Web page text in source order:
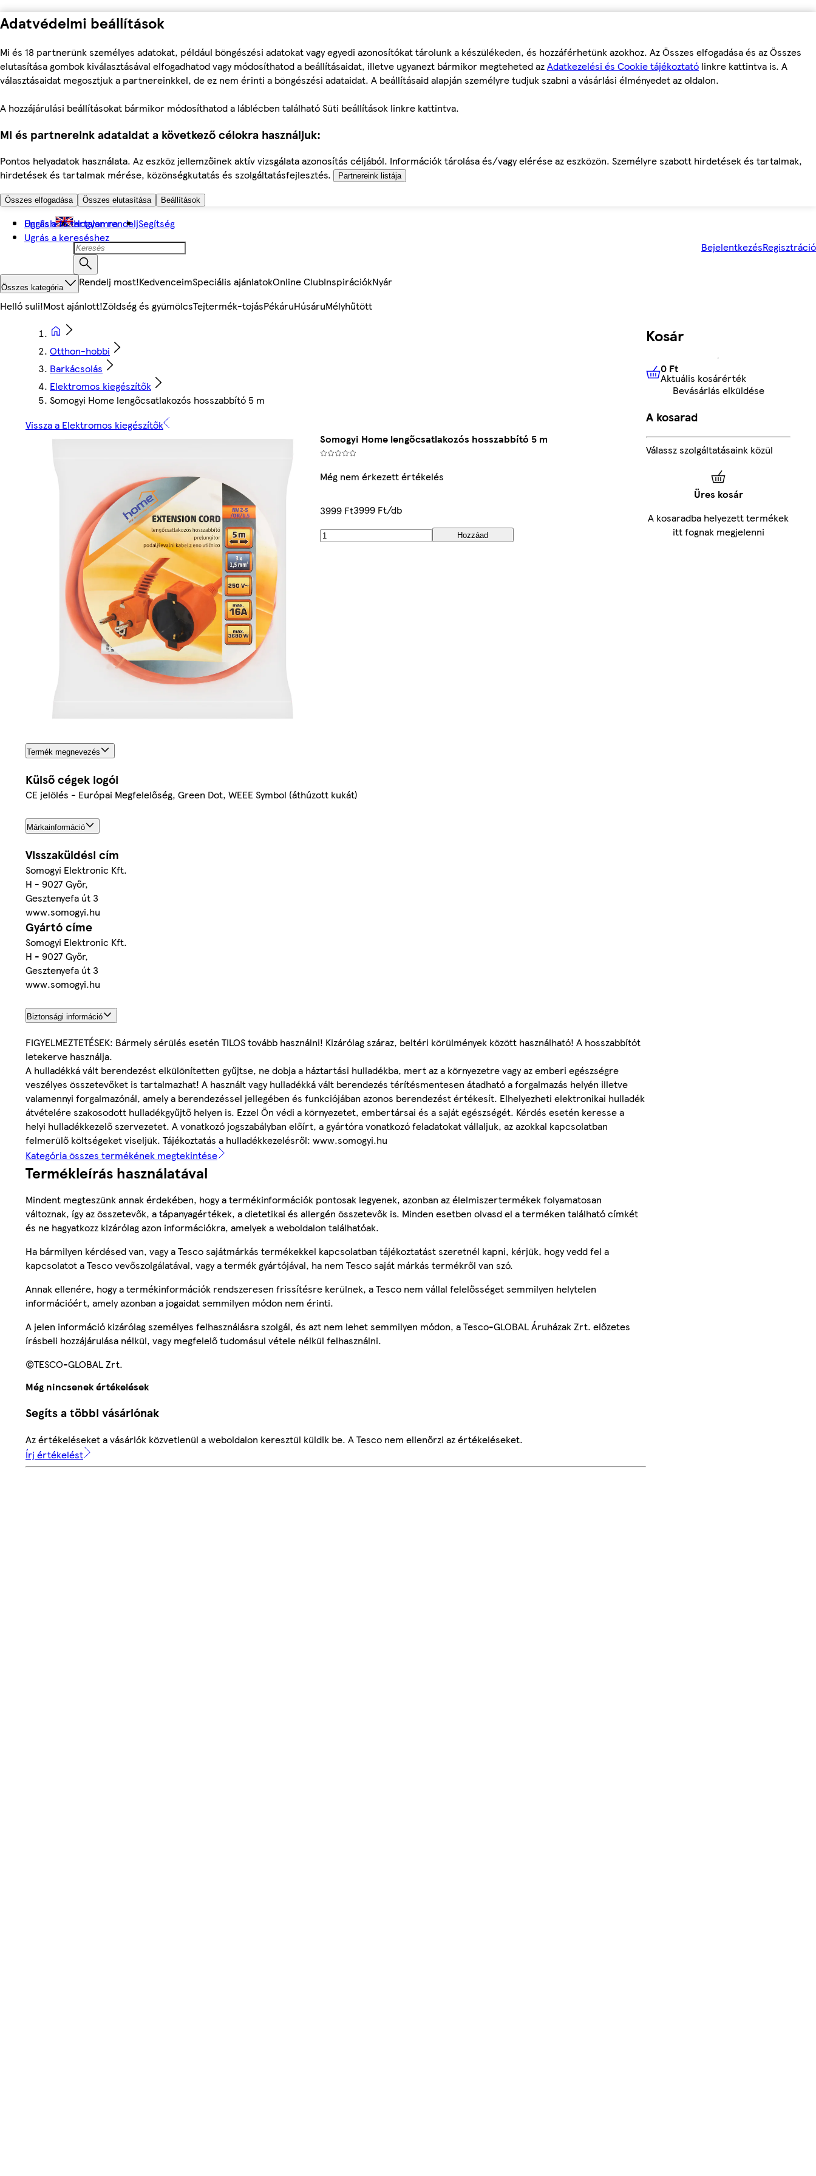
Adatvédelmi beállítások
Mi és 18 partnerünk személyes adatokat, például böngészési adatokat vagy egyedi azonosítókat tárolunk a készülékeden, és hozzáférhetünk azokhoz. Az Összes elfogadása és az Összes
elutasítása gombok kiválasztásával elfogadhatod vagy módosíthatod a beállításaidat, illetve ugyanezt bármikor megteheted azAdatkezelési és Cookie tájékoztató linkre kattintva is. A
választásaidat megosztjuk a partnereinkkel, de ez nem érinti a böngészési adataidat. A beállításaid alapján személyre tudjuk szabni a vásárlási élményedet az oldalon.
A hozzájárulási beállításokat bármikor módosíthatod a láblécben található Süti beállítások linkre kattintva.
Mi és partnereink adataidat a következő célokra használjuk:
Pontos helyadatok használata. Az eszköz jellemzőinek aktív vizsgálata azonosítás céljából. Információk tárolása és/vagy elérése az eszközön. Személyre szabott hirdetések és tartalmak,
hirdetések és tartalmak mérése, közönségkutatás és szolgáltatásfejlesztés.
Partnereink listája
Összes elfogadása Összes elutasítása Beállítások
Ugrás a fő tartalomra
Ugrás a kereséshez
English Hogyan rendeljSegítség
BejelentkezésRegisztráció
Összes kategória Rendelj most!KedvenceimSpeciális ajánlatokOnline ClubInspirációkNyár
Helló suli!Most ajánlott!Zöldség és gyümölcsTejtermék-tojásPékáruHúsáruMélyhűtött
Otthon-hobbi
Barkácsolás
Elektromos kiegészítők
Somogyi Home lengőcsatlakozós hosszabbító 5 m
Vissza a Elektromos kiegészítők
Somogyi Home lengőcsatlakozós hosszabbító 5 m
Még nem érkezett értékelés
3999 Ft3999 Ft/db
Hozzáad
Termék megnevezés
Külső cégek logói
CE jelölés - Európai Megfelelőség, Green Dot, WEEE Symbol (áthúzott kukát)
Márkainformáció
Visszaküldési cím
Somogyi Elektronic Kft.
H - 9027 Győr,
Gesztenyefa út 3
www.somogyi.hu
Gyártó címe
Somogyi Elektronic Kft.
H - 9027 Győr,
Gesztenyefa út 3
www.somogyi.hu
Biztonsági információ
FIGYELMEZTETÉSEK: Bármely sérülés esetén TILOS tovább használni! Kizárólag száraz, beltéri körülmények között használható! A hosszabbítót
letekerve használja.
A hulladékká vált berendezést elkülönítetten gyűjtse, ne dobja a háztartási hulladékba, mert az a környezetre vagy az emberi egészségre
veszélyes összetevőket is tartalmazhat! A használt vagy hulladékká vált berendezés térítésmentesen átadható a forgalmazás helyén illetve
valamennyi forgalmazónál, amely a berendezéssel jellegében és funkciójában azonos berendezést értékesít. Elhelyezheti elektronikai hulladék
átvételére szakosodott hulladékgyűjtő helyen is. Ezzel Ön védi a környezetet, embertársai és a saját egészségét. Kérdés esetén keresse a
helyi hulladékkezelő szervezetet. A vonatkozó jogszabályban előírt, a gyártóra vonatkozó feladatokat vállaljuk, az azokkal kapcsolatban
felmerülő költségeket viseljük. Tájékoztatás a hulladékkezelésről: www.somogyi.hu
Kategória összes termékének megtekintése
Termékleírás használatával
Mindent megteszünk annak érdekében, hogy a termékinformációk pontosak legyenek, azonban az élelmiszertermékek folyamatosan
változnak, így az összetevők, a tápanyagértékek, a dietetikai és allergén összetevők is. Minden esetben olvasd el a terméken található címkét
és ne hagyatkozz kizárólag azon információkra, amelyek a weboldalon találhatóak.
Ha bármilyen kérdésed van, vagy a Tesco sajátmárkás termékekkel kapcsolatban tájékoztatást szeretnél kapni, kérjük, hogy vedd fel a
kapcsolatot a Tesco vevőszolgálatával, vagy a termék gyártójával, ha nem Tesco saját márkás termékről van szó.
Annak ellenére, hogy a termékinformációk rendszeresen frissítésre kerülnek, a Tesco nem vállal felelősséget semmilyen helytelen
információért, amely azonban a jogaidat semmilyen módon nem érinti.
A jelen információ kizárólag személyes felhasználásra szolgál, és azt nem lehet semmilyen módon, a Tesco-GLOBAL Áruházak Zrt. előzetes
írásbeli hozzájárulása nélkül, vagy megfelelő tudomásul vétele nélkül felhasználni.
©TESCO-GLOBAL Zrt.
Még nincsenek értékelések
Segíts a többi vásárlónak
Az értékeléseket a vásárlók közvetlenül a weboldalon keresztül küldik be. A Tesco nem ellenőrzi az értékeléseket.
Írj értékelést
Kosár
0 FtAktuális kosárérték
0 Ft
Aktuális kosárérték
Bevásárlás elküldése
A kosarad
Válassz szolgáltatásaink közül
Üres kosár
A kosaradba helyezett termékek
itt fognak megjelenni